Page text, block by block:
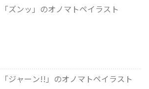
「ズンッ」のオノマトペイラスト
「ジャーン!!」のオノマトペイラスト